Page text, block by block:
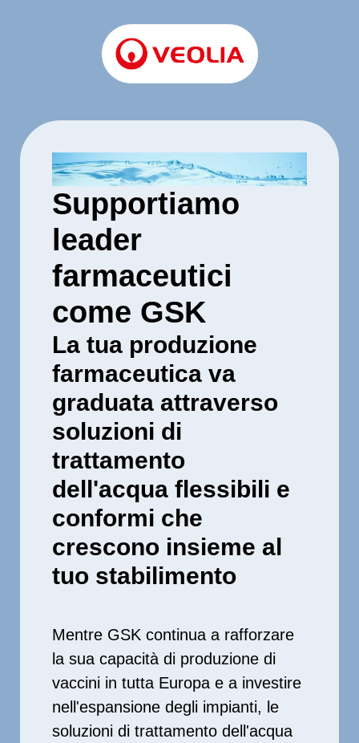
Supportiamo
leader
farmaceutici
come GSK
La tua produzione
farmaceutica va
graduata attraverso
soluzioni di
trattamento
dell'acqua flessibili e
conformi che
crescono insieme al
tuo stabilimento
Mentre GSK continua a rafforzare
la sua capacità di produzione di
vaccini in tutta Europa e a investire
nell'espansione degli impianti, le
soluzioni di trattamento dell'acqua